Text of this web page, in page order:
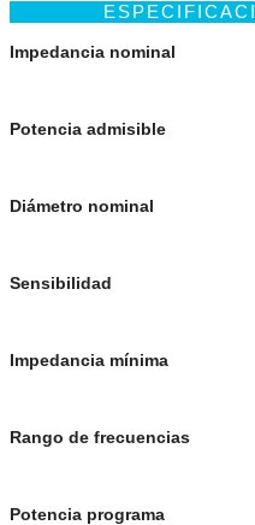
Impedancia nominal
Potencia admisible
Diámetro nominal
Sensibilidad
Impedancia mínima
Rango de frecuencias
Potencia programa